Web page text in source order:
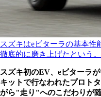
スズキはeビターラの基本
徹底的に磨き上げたという
スズキ初のEV、eビターラ
キットで行なわれたプロト
がら"走り"へのこだわりが